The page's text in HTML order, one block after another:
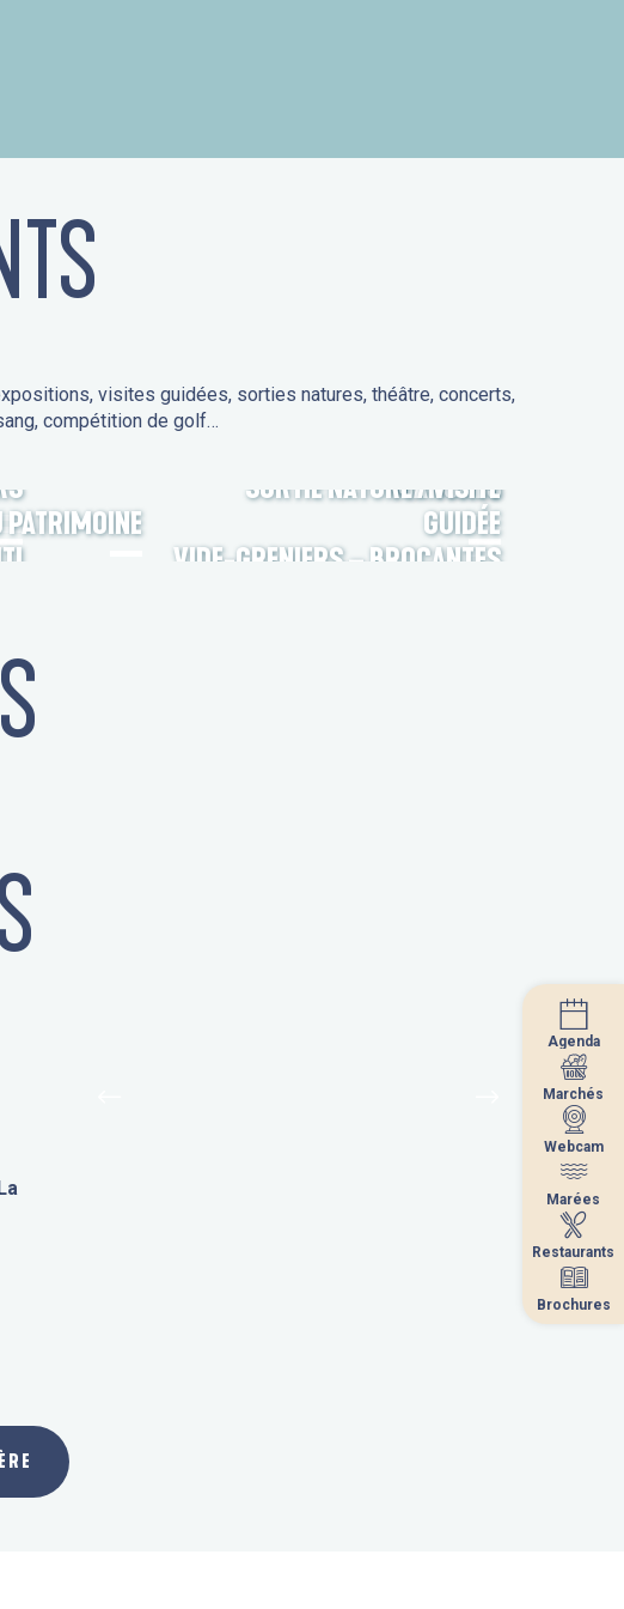
Agenda
Marchés
Webcam
Marées
Restaurants
Brochures
visites guidées, sorties natures, théâtre, concerts,
compétition de golf…
MARCHÉS
PATRIMOINE
SORTIE NATURE / VISITE
GUIDÉE
VIDE-GRENIERS – BROCANTES